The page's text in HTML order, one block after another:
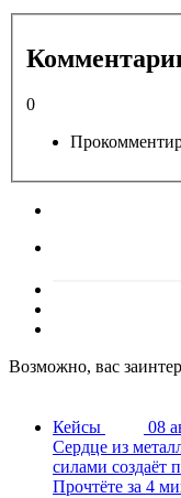
0
Возможно, вас
Кейсы
08
Сердце из
силами создаёт
Прочтёте за 4